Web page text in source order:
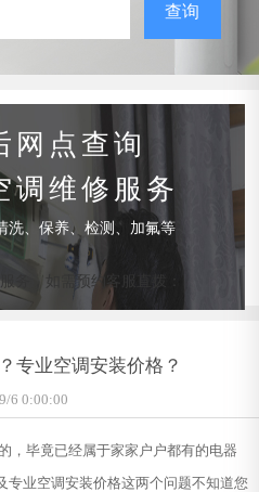
查询
网点查询
调维修服务
洗、保养、检测、加氟等
务，如需预约客服直拨：
专业空调安装价格？
6 0:00:00
，毕竟已经属于家家户户都有的电器
专业空调安装价格这两个问题不知道您